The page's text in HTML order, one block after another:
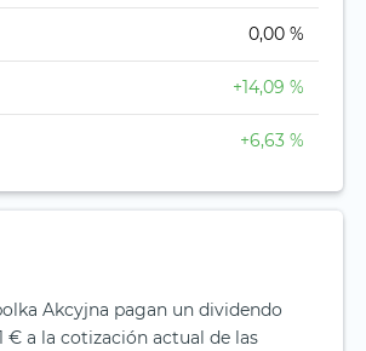
0,00 %
+14,09 %
+6,63 %
Akcyjna pagan un dividendo
€ a la cotización actual de las